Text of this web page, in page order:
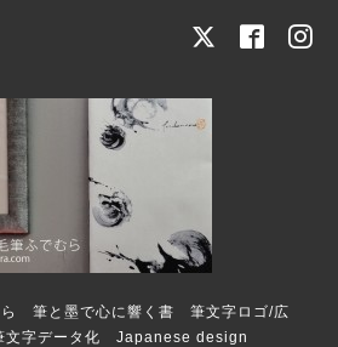
ら 筆と墨で心に響く書 筆文字ロゴ/広
字データ化 Japanese design